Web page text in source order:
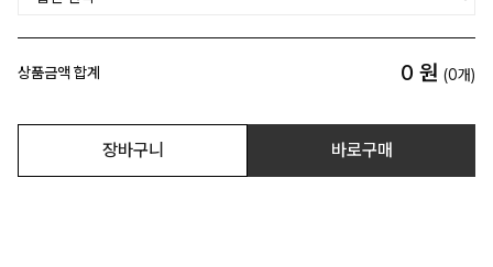
상품금액 합계 0 원 (0개)
장바구니 바로구매